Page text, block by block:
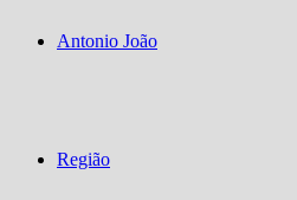
Antonio João
Região